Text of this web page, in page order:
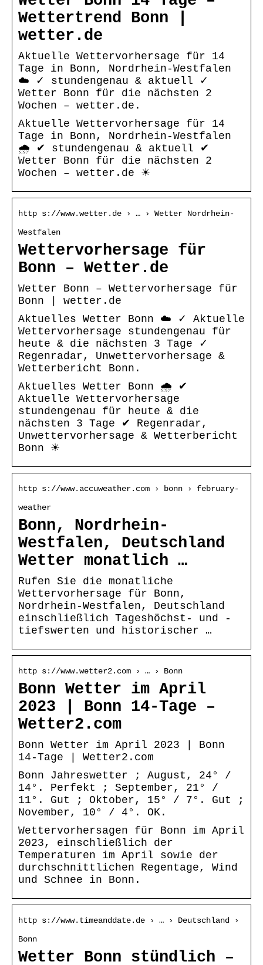
Wettertrend Bonn |
wetter.de
Aktuelle Wettervorhersage für 14
Tage in Bonn, Nordrhein-Westfalen
☁️ ✓ stundengenau & aktuell ✓
Wetter Bonn für die nächsten 2
Wochen – wetter.de.
Aktuelle Wettervorhersage für 14
Tage in Bonn, Nordrhein-Westfalen
🌧️ ✔ stundengenau & aktuell ✔
Wetter Bonn für die nächsten 2
Wochen – wetter.de ☀
http s://www.wetter.de › … › Wetter Nordrhein-
Westfalen
Wettervorhersage für
Bonn – Wetter.de
Wetter Bonn – Wettervorhersage für
Bonn | wetter.de
Aktuelles Wetter Bonn ☁️ ✓ Aktuelle
Wettervorhersage stundengenau für
heute & die nächsten 3 Tage ✓
Regenradar, Unwettervorhersage &
Wetterbericht Bonn.
Aktuelles Wetter Bonn 🌧️ ✔
Aktuelle Wettervorhersage
stundengenau für heute & die
nächsten 3 Tage ✔ Regenradar,
Unwettervorhersage & Wetterbericht
Bonn ☀
http s://www.accuweather.com › bonn › february-
weather
Bonn, Nordrhein-
Westfalen, Deutschland
Wetter monatlich …
Rufen Sie die monatliche
Wettervorhersage für Bonn,
Nordrhein-Westfalen, Deutschland
einschließlich Tageshöchst- und -
tiefswerten und historischer …
http s://www.wetter2.com › … › Bonn
Bonn Wetter im April
2023 | Bonn 14-Tage –
Wetter2.com
Bonn Wetter im April 2023 | Bonn
14-Tage | Wetter2.com
Bonn Jahreswetter ; August, 24° /
14°. Perfekt ; September, 21° /
11°. Gut ; Oktober, 15° / 7°. Gut ;
November, 10° / 4°. OK.
Wettervorhersagen für Bonn im April
2023, einschließlich der
Temperaturen im April sowie der
durchschnittlichen Regentage, Wind
und Schnee in Bonn.
http s://www.timeanddate.de › … › Deutschland ›
Bonn
Wetter Bonn stündlich –